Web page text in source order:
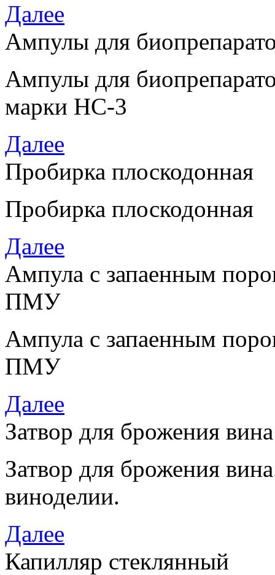
Далее
Ампулы для
Ампулы для
марки НС-3
Далее
Пробирка плоскодонная
Пробирка плоскодонная
Далее
Ампула с запаенным
ПМУ
Ампула с запаенным
ПМУ
Далее
Затвор для брожения вина
Затвор для брожения
виноделии.
Далее
Капилляр стеклянный